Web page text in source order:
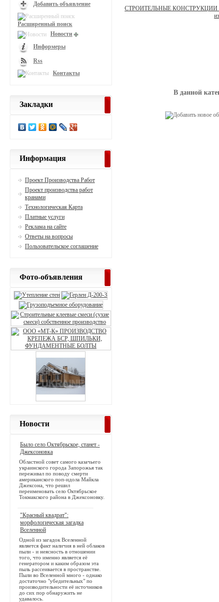
СТРОИТЕЛЬНЫЕ КОНСТРУКЦИИ
В данной
Добавить объявление
Расширенный поиск
Новости
Информеры
Rss
Контакты
Закладки
Информация
Проект Производства Работ
Проект производства работ
кранами
Технологическая Карта
Платные услуги
Реклама на сайте
Ответы на вопросы
Пользовательское соглашение
Фото-объявления
Новости
Было село Октябрьское, станет -
Джексоновка
Областной совет самого казачьего
украинского города Запорожья так
переживал по поводу смерти
американского поп-идола Майкла
Джексона, что решил
переименовать село Октябрьское
Токмакского района в Джексоновку.
"Красный квадрат":
морфологическая загадка
Вселенной
Одной из загадок Вселенной
является факт наличия в ней облаков
пыли - и неясность в отношении
того, что именно является её
генератором и каким образом эта
пыль рассеивается в пространстве.
Пыли во Вселенной много - однако
достаточно "убедительных" по
производительности её источников
до сих пор обнаружить не
удавалось.